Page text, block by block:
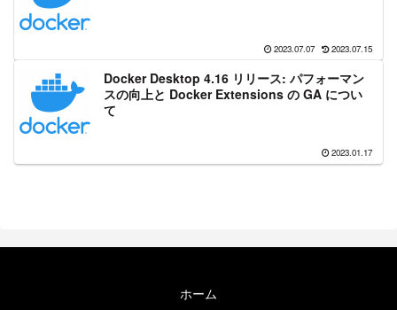
2023.07.07 2023.07.15
Docker Desktop 4.16 リリース: パフォーマン
スの向上と Docker Extensions の GA につい
て
2023.01.17
ホーム